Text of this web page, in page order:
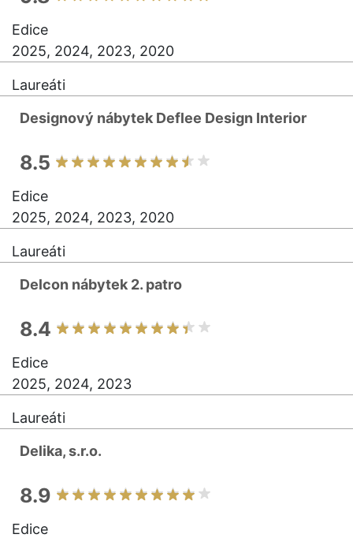
Edice
2025, 2024, 2023, 2020
Laureáti
Designový nábytek Deflee Design Interior
8.5
Edice
2025, 2024, 2023, 2020
Laureáti
Delcon nábytek 2. patro
8.4
Edice
2025, 2024, 2023
Laureáti
Delika, s.r.o.
8.9
Edice